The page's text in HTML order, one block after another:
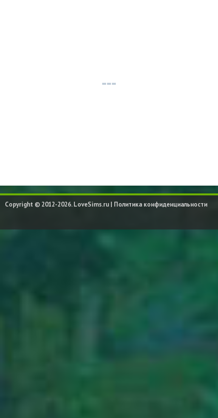
Copyright © 2012-2026. LoveSims.ru | Политика конфиденциальности